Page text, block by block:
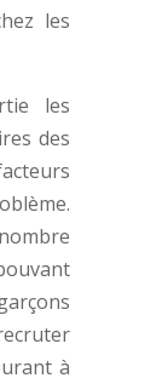
les
les
des
à